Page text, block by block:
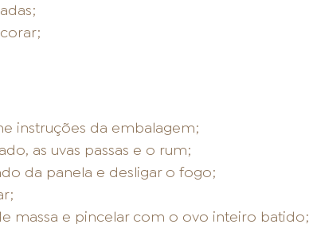
instruções da embalagem;
as uvas passas e o rum;
da panela e desligar o fogo;
massa e pincelar com o ovo inteiro batido;